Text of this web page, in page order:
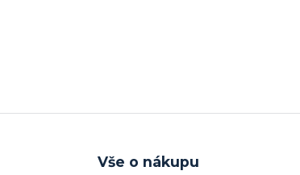
Vše o nákupu